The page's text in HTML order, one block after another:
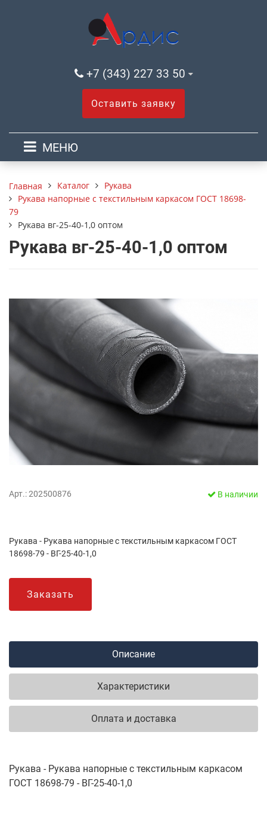
+7 (343) 227 33 50
Оставить заявку
МЕНЮ
Главная Каталог
Рукава
Рукава напорные с текстильным каркасом ГОСТ 18698-
79
Рукава вг-25-40-1,0 оптом
Рукава вг-25-40-1,0 оптом
Арт.: 202500876 В наличии
Рукава - Рукава напорные с текстильным каркасом ГОСТ
18698-79 - ВГ-25-40-1,0
Заказать
Описание
Характеристики
Оплата и доставка
Рукава - Рукава напорные с текстильным каркасом
ГОСТ 18698-79 - ВГ-25-40-1,0